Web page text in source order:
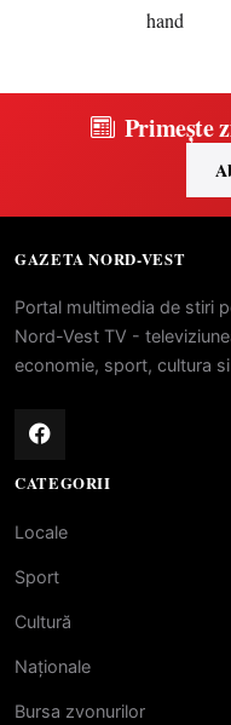
Primește
GAZETA NORD-VEST
Portal multimedia de stiri
Nord-Vest TV -
economie, sport, cultura
CATEGORII
Locale
Sport
Cultură
Naționale
Bursa zvonurilor